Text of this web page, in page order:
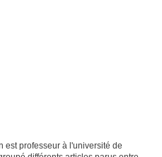
est professeur à l'université de